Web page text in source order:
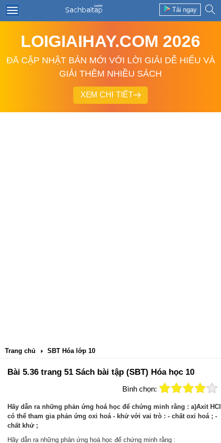
Tải ngay
LOIGIAIHAY.COM 2026
ĐÃ CẬP NHẬT BẢN MỚI VỚI LỜI GIẢI DỄ HIỂU VÀ
GIẢI THÊM NHIỀU SÁCH
XEM CHI TIẾT
Trang chủ SBT Hóa lớp 10
Bài 5.36 trang 51 Sách bài tập (SBT) Hóa học 10
Bình chọn:
Hãy dẫn ra những phản ứng hoá học để chứng minh rằng : a)Axit HCl
có thể tham gia phản ứng oxi hoá - khử với vai trò : - chất oxi hoá ; -
chất khử ;
Hãy dẫn ra những phản ứng hoá học để chứng minh rằng :